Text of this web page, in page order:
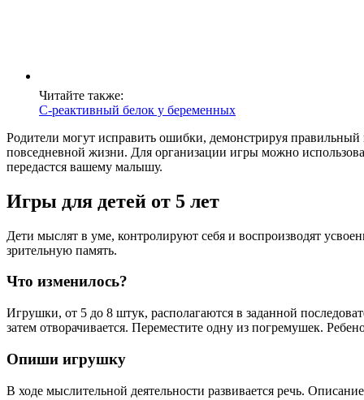
Читайте также:
С-реактивный белок у беременных
Родители могут исправить ошибки, демонстрируя
повседневной жизни. Для организации игры можно
передастся вашему малышу.
Игры для детей от 5 лет
Дети мыслят в уме, контролируют себя и воспроизводят
зрительную память.
Что изменилось?
Игрушки, от 5 до 8 штук, располагаются в заданной
затем отворачивается. Переместите одну из погремушек.
Опиши игрушку
В ходе мыслительной деятельности развивается речь.